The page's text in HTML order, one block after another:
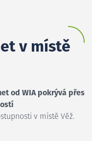
v místě
od WIA pokrývá přes
v místě Věž.